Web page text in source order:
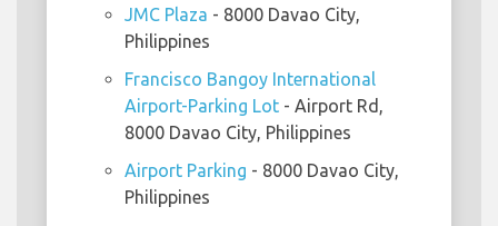
JMC Plaza - 8000 Davao City,
Philippines
Francisco Bangoy International
Airport-Parking Lot - Airport Rd,
8000 Davao City, Philippines
Airport Parking - 8000 Davao City,
Philippines